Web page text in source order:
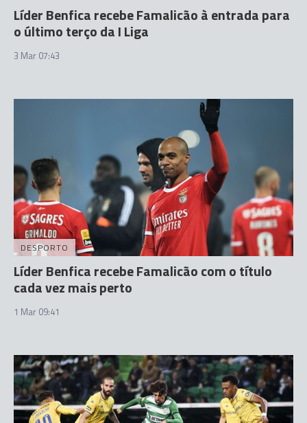
Líder Benfica recebe Famalicão à entrada para
o último terço da I Liga
3 Mar 07:43
DESPORTO
Líder Benfica recebe Famalicão com o título
cada vez mais perto
1 Mar 09:41